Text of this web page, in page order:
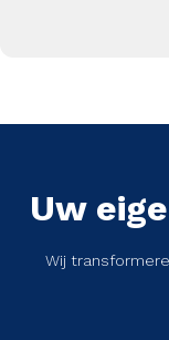
Uw
Wij